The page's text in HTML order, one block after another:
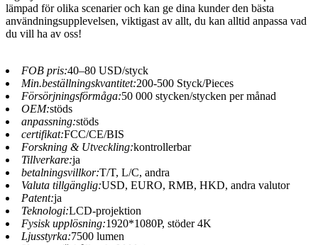
lämpad för olika scenarier och kan ge dina kunder den bästa
användningsupplevelsen, viktigast av allt, du kan alltid anpassa vad
du vill ha av oss!
FOB pris:40–80 USD/styck
Min.beställningskvantitet:200-500 Styck/Pieces
Försörjningsförmåga:50 000 stycken/stycken per månad
OEM:stöds
anpassning:stöds
certifikat:FCC/CE/BIS
Forskning & Utveckling:kontrollerbar
Tillverkare:ja
betalningsvillkor:T/T, L/C, andra
Valuta tillgänglig:USD, EURO, RMB, HKD, andra valutor
Patent:ja
Teknologi:LCD-projektion
Fysisk upplösning:1920*1080P, stöder 4K
Ljusstyrka:7500 lumen